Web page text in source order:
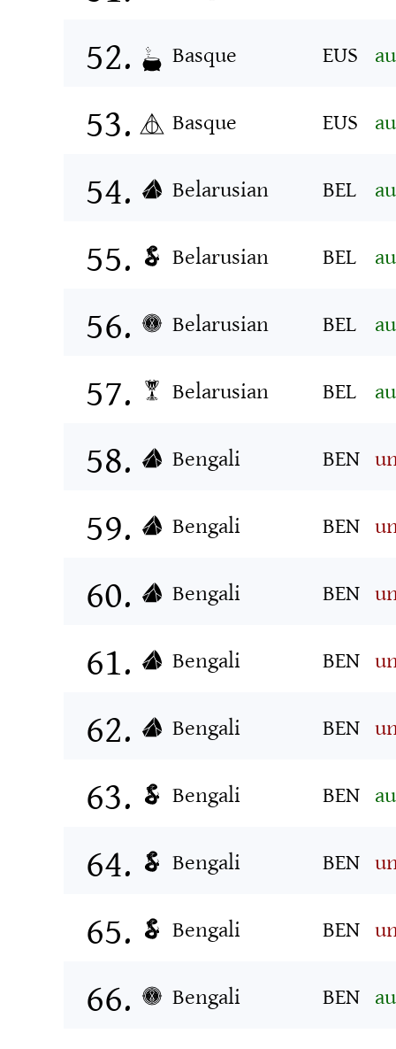
Basque
EUS
Basque
EUS
Belarusian
BEL
Belarusian
BEL
Belarusian
BEL
Belarusian
BEL
Bengali
BEN
Bengali
BEN
Bengali
BEN
Bengali
BEN
Bengali
BEN
Bengali
BEN
Bengali
BEN
Bengali
BEN
Bengali
BEN